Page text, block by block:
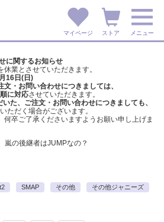
マイページ ストア メニュー
に関するお知らせ
業とさせていただきます。
16日(日)
・お問い合わせにつきましては、
に対応させていただきます。
た、ご注文・ お問い合わせにつきましても、
ただく場合がございます。
何卒ご了承くださいますようお願い申し上げま
嵐の後継者はJUMPなの？
SMAP その他
その他ジャニーズ